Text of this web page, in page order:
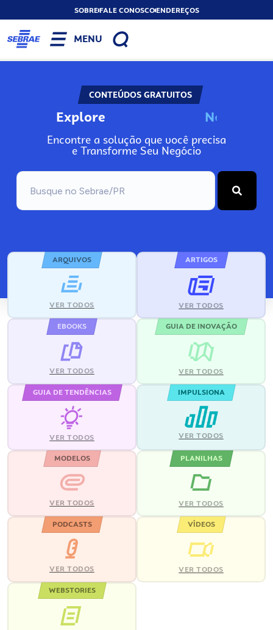
SOBREFALE CONOSCOENDEREÇOS
MENU
CONTEÚDOS GRATUITOS
Explore No
Encontre a solução que você precisa
e Transforme Seu Negócio
ARQUIVOS
VER TODOS
ARTIGOS
VER TODOS
EBOOKS
VER TODOS
GUIA DE INOVAÇÃO
VER TODOS
GUIA DE TENDÊNCIAS
VER TODOS
IMPULSIONA
VER TODOS
MODELOS
VER TODOS
PLANILHAS
VER TODOS
PODCASTS
VER TODOS
VÍDEOS
VER TODOS
WEBSTORIES